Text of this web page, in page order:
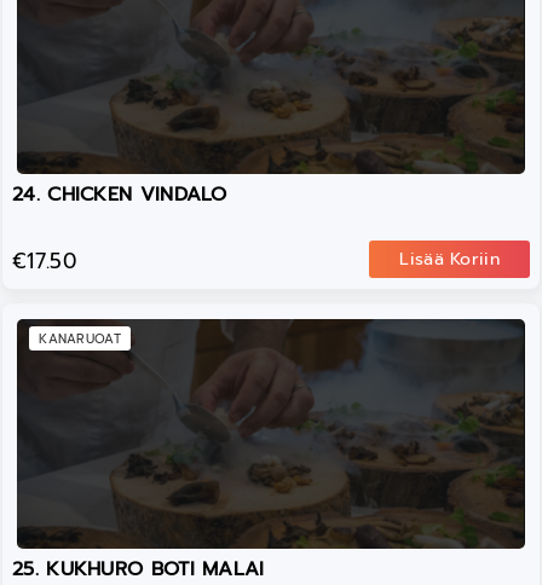
24. CHICKEN VINDALO
€17.50 Lisää Koriin
KANARUOAT
25. KUKHURO BOTI MALAI